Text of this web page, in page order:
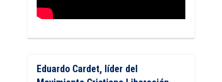
Eduardo Cardet, líder del